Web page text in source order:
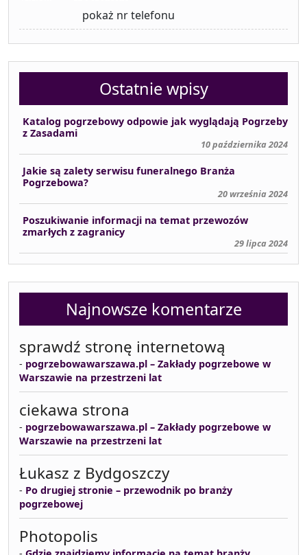
pokaż nr telefonu
Ostatnie wpisy
Katalog pogrzebowy odpowie jak wyglądają Pogrzeby
z Zasadami
10 października 2024
Jakie są zalety serwisu funeralnego Branża
Pogrzebowa?
20 września 2024
Poszukiwanie informacji na temat przewozów
zmarłych z zagranicy
29 lipca 2024
Najnowsze komentarze
sprawdź stronę internetową
- pogrzebowawarszawa.pl – Zakłady pogrzebowe w
Warszawie na przestrzeni lat
ciekawa strona
- pogrzebowawarszawa.pl – Zakłady pogrzebowe w
Warszawie na przestrzeni lat
Łukasz z Bydgoszczy
- Po drugiej stronie – przewodnik po branży
pogrzebowej
Photopolis